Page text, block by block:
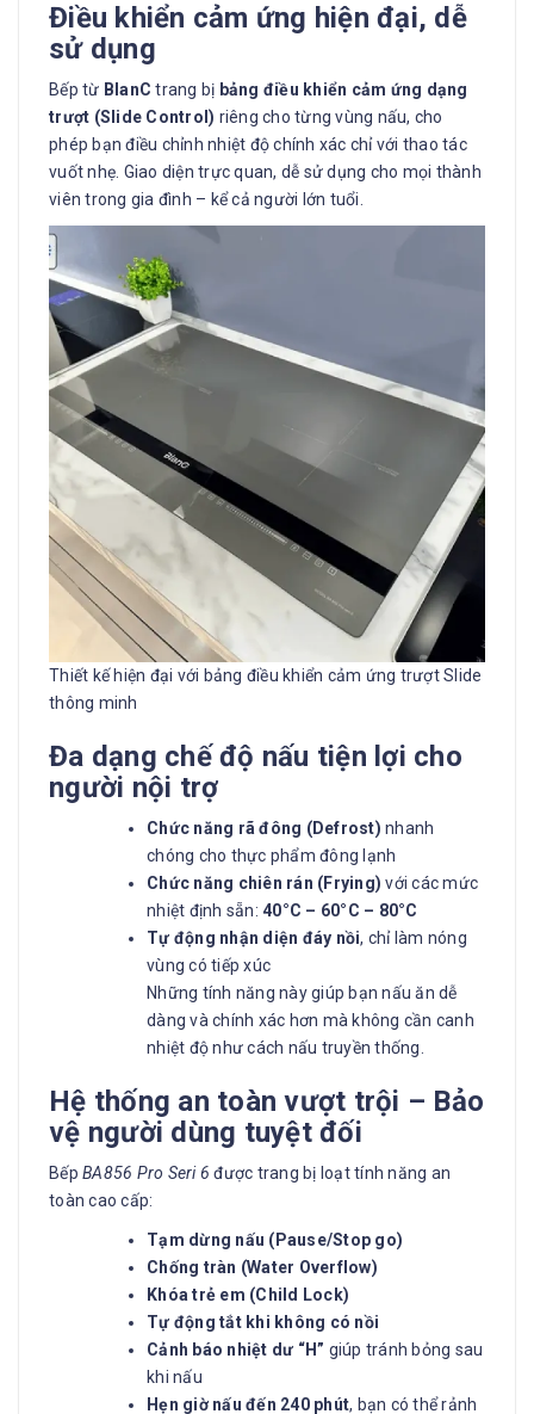
Điều khiển cảm ứng hiện đại, dễ
sử dụng
Bếp từ BlanC trang bị bảng điều khiển cảm ứng dạng
trượt (Slide Control) riêng cho từng vùng nấu, cho
phép bạn điều chỉnh nhiệt độ chính xác chỉ với thao tác
vuốt nhẹ. Giao diện trực quan, dễ sử dụng cho mọi thành
viên trong gia đình – kể cả người lớn tuổi.
Thiết kế hiện đại với bảng điều khiển cảm ứng trượt Slide
thông minh
Đa dạng chế độ nấu tiện lợi cho
người nội trợ
Chức năng rã đông (Defrost) nhanh
chóng cho thực phẩm đông lạnh
Chức năng chiên rán (Frying) với các mức
nhiệt định sẵn: 40°C – 60°C – 80°C
Tự động nhận diện đáy nồi, chỉ làm nóng
vùng có tiếp xúc
Những tính năng này giúp bạn nấu ăn dễ
dàng và chính xác hơn mà không cần canh
nhiệt độ như cách nấu truyền thống.
Hệ thống an toàn vượt trội – Bảo
vệ người dùng tuyệt đối
Bếp BA856 Pro Seri 6được trang bị loạt tính năng an
toàn cao cấp:
Tạm dừng nấu (Pause/Stop go)
Chống tràn (Water Overflow)
Khóa trẻ em (Child Lock)
Tự động tắt khi không có nồi
Cảnh báo nhiệt dư “H” giúp tránh bỏng sau
khi nấu
Hẹn giờ nấu đến 240 phút, bạn có thể rảnh